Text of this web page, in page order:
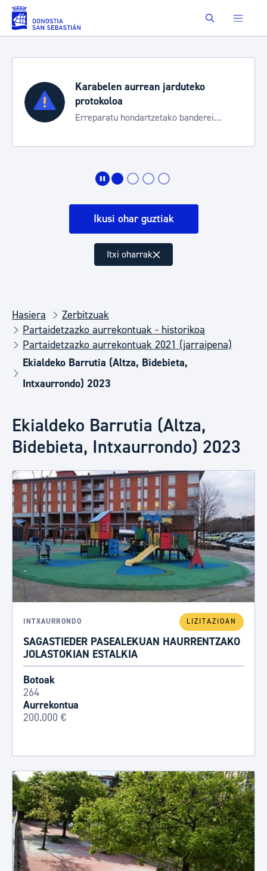
Eduki nagusira joan Buscar
Karabelen aurrean jarduteko
protokoloa
Erreparatu hondartzetako banderei
Ikusi ohar guztiak
Itxi oharrak
Hasiera
Zerbitzuak
Partaidetzazko aurrekontuak - historikoa
Partaidetzazko aurrekontuak 2021 (jarraipena)
Ekialdeko Barrutia (Altza, Bidebieta,
Intxaurrondo) 2023
Ekialdeko Barrutia (Altza,
Bidebieta, Intxaurrondo) 2023
INTXAURRONDO LIZITAZIOAN
SAGASTIEDER PASEALEKUAN HAURRENTZAKO
JOLASTOKIAN ESTALKIA
Botoak
264
Aurrekontua
200.000 €